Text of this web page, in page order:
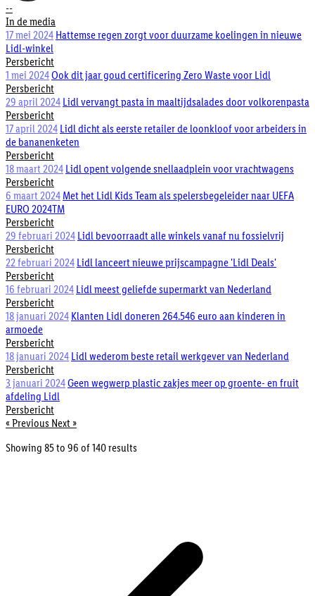
--
In de media
17 mei 2024 Hattemse regen zorgt voor duurzame koelingen in nieuwe
Lidl-winkel
Persbericht
1 mei 2024Ook dit jaar goud certificering Zero Waste voor Lidl
Persbericht
29 april 2024 Lidl vervangt pasta in maaltijdsalades door volkorenpasta
Persbericht
17 april 2024 Lidl dicht als eerste retailer de loonkloof voor arbeiders in
de bananenketen
Persbericht
18 maart 2024 Lidl opent volgende snellaadplein voor vrachtwagens
Persbericht
6 maart 2024 Met het Lidl Kids Team als spelersbegeleider naar UEFA
EURO 2024TM
Persbericht
29 februari 2024 Lidl bevoorraadt alle winkels vanaf nu fossielvrij
Persbericht
22 februari 2024 Lidl lanceert nieuwe prijscampagne 'Lidl Deals'
Persbericht
16 februari 2024 Lidl meest geliefde supermarkt van Nederland
Persbericht
18 januari 2024 Klanten Lidl doneren 264.546 euro aan kinderen in
armoede
Persbericht
18 januari 2024 Lidl wederom beste retail werkgever van Nederland
Persbericht
3 januari 2024Geen wegwerp plastic zakjes meer op groente- en fruit
afdeling Lidl
Persbericht
« Previous Next »
Showing 85to 96 of140results